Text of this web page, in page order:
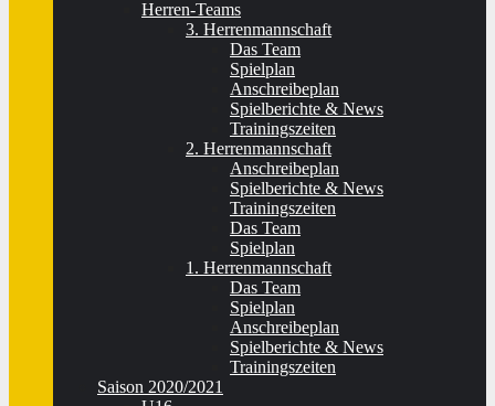
Herren-Teams
3. Herrenmannschaft
Das Team
Spielplan
Anschreibeplan
Spielberichte & News
Trainingszeiten
2. Herrenmannschaft
Anschreibeplan
Spielberichte & News
Trainingszeiten
Das Team
Spielplan
1. Herrenmannschaft
Das Team
Spielplan
Anschreibeplan
Spielberichte & News
Trainingszeiten
Saison 2020/2021